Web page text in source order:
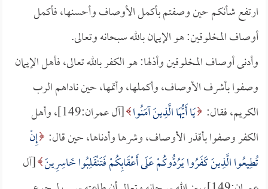
ارتفع شأنكم حين وصفتم بأكمل الأوصاف وأحسنها، فأكمل
أوصاف المخلوقين: هو الإيمان بالله سبحانه وتعالى.
وأدنى أوصاف المخلوقين وأذلها: هو الكفر بالله تعالى، فأهل الإيمان
وصفوا بأشرف الأوصاف، وأكملها، وأتمها، حين ناداهم الرب
الكريم، فقال: يَا أَيُّهَا الَّذِينَ آمَنُوا
[آل عمران:149]، وأهل
الكفر وصفوا بأقذر الأوصاف، وشرها وأدناها، حين قال: إِنْ
تُطِيعُوا الَّذِينَ كَفَرُوا يَرُدُّوكُمْ عَلَى أَعْقَابِكُمْ فَتَنْقَلِبُوا خَاسِرِينَ [آل